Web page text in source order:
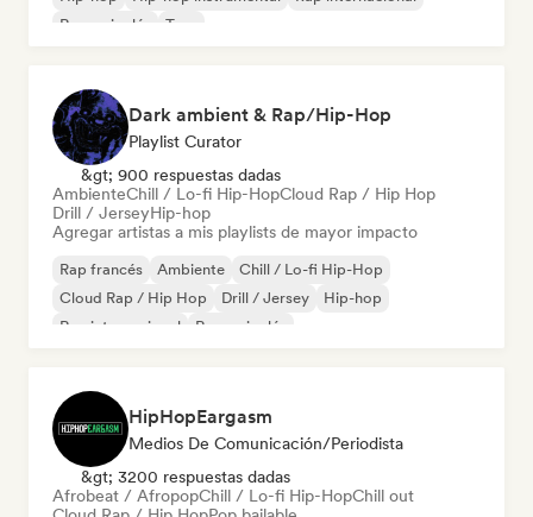
Rap en inglés
Trap
Dark ambient & Rap/Hip-Hop
Playlist Curator
&gt; 900 respuestas dadas
AmbienteChill / Lo-fi Hip-HopCloud Rap / Hip Hop
Drill / JerseyHip-hop
Agregar artistas a mis playlists de mayor impacto
Rap francés Ambiente
Chill / Lo-fi Hip-Hop
Cloud Rap / Hip Hop
Drill / Jersey
Hip-hop
Rap internacional
Rap en inglés
HipHopEargasm
Medios De Comunicación/Periodista
&gt; 3200 respuestas dadas
Afrobeat / AfropopChill / Lo-fi Hip-HopChill out